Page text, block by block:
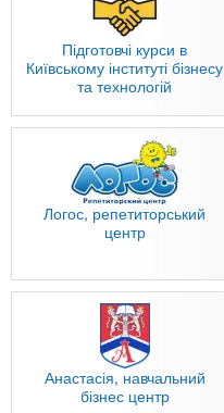
Підготовчі курси в
Київському інституті бізнесу
та технологій
Логос, репетиторський
центр
Анастасія, навчальний
бізнес центр